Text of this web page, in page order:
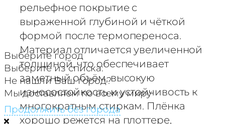
т
о
в
а
р
а
Т
е
р
рельефное покрытие с
выраженной глубиной и чёткой
формой после термопереноса.
Материал отличается увеличенной
толщиной, что обеспечивает
заметный объём, высокую
износостойкость и устойчивость к
многократным стиркам. Плёнка
хорошо режется на плоттере,
Выберите город
Выберите из списка:
Не нашли Ваш город?
Мы доставляем по всему миру
Продолжить без города